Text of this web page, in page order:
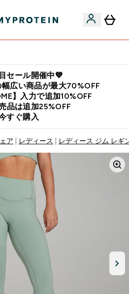
セール開催中💙
幅広い商品が最大70%OFF
】入力で追加10%OFF
品は追加25%OFF
すぐ購入
ア レディース レディース ジム レギ